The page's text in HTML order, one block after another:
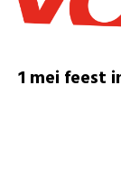
1 mei feest